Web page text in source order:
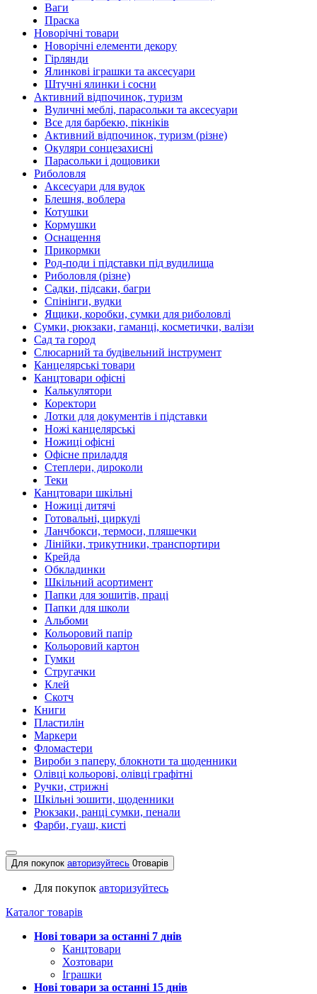
Ваги
Праска
Новорічні товари
Новорічні елементи декору
Гірлянди
Ялинкові іграшки та аксесуари
Штучні ялинки і сосни
Активний відпочинок, туризм
Вуличні меблі, парасольки та аксесуари
Все для барбекю, пікніків
Активний відпочинок, туризм (різне)
Окуляри сонцезахисні
Парасольки і дощовики
Риболовля
Аксесуари для вудок
Блешня, воблера
Котушки
Кормушки
Оснащення
Прикормки
Род-поди і підставки під вудилища
Риболовля (різне)
Садки, підсаки, багри
Спінінги, вудки
Ящики, коробки, сумки для риболовлі
Сумки, рюкзаки, гаманці, косметички, валізи
Сад та город
Слюсарний та будівельний інструмент
Канцелярські товари
Канцтовари офісні
Калькулятори
Коректори
Лотки для документів і підставки
Ножі канцелярські
Ножиці офісні
Офісне приладдя
Степлери, дироколи
Теки
Канцтовари шкільні
Ножиці дитячі
Готовальні, циркулі
Ланчбокси, термоси, пляшечки
Лінійки, трикутники, транспортири
Крейда
Обкладинки
Шкільний асортимент
Папки для зошитів, праці
Папки для школи
Альбоми
Кольоровий папір
Кольоровий картон
Гумки
Стругачки
Клей
Скотч
Книги
Пластилін
Маркери
Фломастери
Вироби з паперу, блокноти та щоденники
Олівці кольорові, олівці графітні
Ручки, стрижні
Шкільні зошити, щоденники
Рюкзаки, ранці сумки, пенали
Фарби, гуаш, кисті
Для покупок авторизуйтесь 0товарів
Для покупок авторизуйтесь
Каталог товарів
Нові товари за останнi 7 днiв
Канцтовари
Хозтовари
Іграшки
Нові товари за останнi 15 днiв